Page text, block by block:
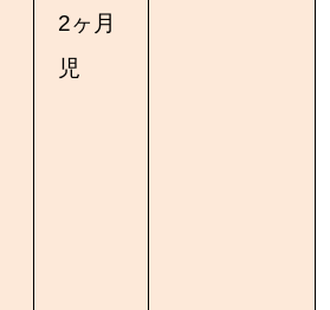
2ヶ月
児